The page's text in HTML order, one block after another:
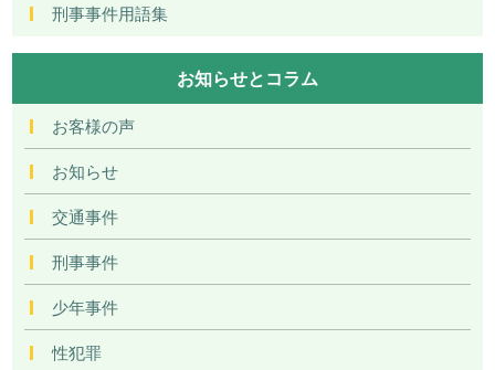
刑事事件用語集
お知らせとコラム
お客様の声
お知らせ
交通事件
刑事事件
少年事件
性犯罪